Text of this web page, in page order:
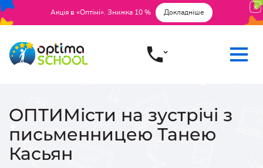
Акція в «Оптімі». Знижка 10 % Докладніше
ОПТИМісти на зустрічі з
письменницею Танею
Касьян